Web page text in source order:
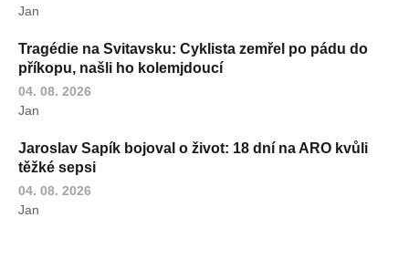
Jan
Tragédie na Svitavsku: Cyklista zemřel po pádu do
příkopu, našli ho kolemjdoucí
04. 08. 2026
Jan
Jaroslav Sapík bojoval o život: 18 dní na ARO kvůli
těžké sepsi
04. 08. 2026
Jan